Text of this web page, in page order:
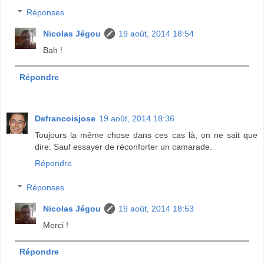
Réponses
Nicolas Jégou
19 août, 2014 18:54
Bah !
Répondre
Defrancoisjose 19 août, 2014 18:36
Toujours la même chose dans ces cas là, on ne sait que
dire. Sauf essayer de réconforter un camarade.
Répondre
Réponses
Nicolas Jégou
19 août, 2014 18:53
Merci !
Répondre